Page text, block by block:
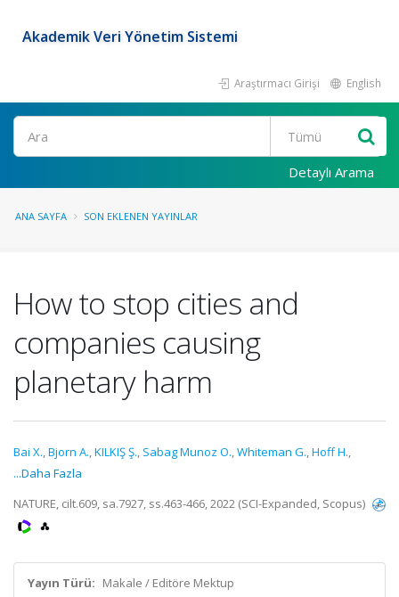
Akademik Veri Yönetim Sistemi
Araştırmacı Girişi English
Ara
Detaylı Arama
ANA SAYFA SON EKLENEN YAYINLAR
How to stop cities and
companies causing
planetary harm
Bai X.,Bjorn A.,KILKIŞ Ş., Sabag Munoz O.,Whiteman G.,Hoff H.,
...Daha Fazla
NATURE, cilt.609, sa.7927, ss.463-466, 2022 (SCI-Expanded, Scopus)
Yayın Türü: Makale / Editöre Mektup